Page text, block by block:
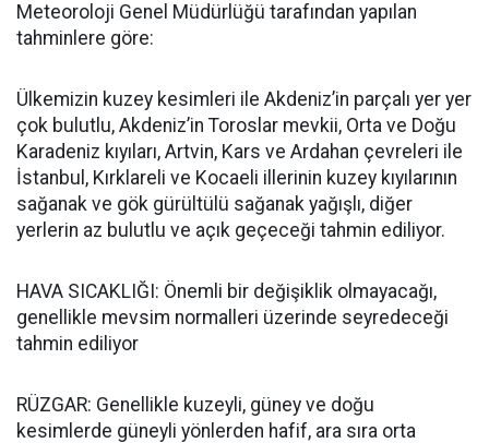
Meteoroloji Genel Müdürlüğü tarafından yapılan
tahminlere göre:
Ülkemizin kuzey kesimleri ile Akdeniz’in parçalı yer yer
çok bulutlu, Akdeniz’in Toroslar mevkii, Orta ve Doğu
Karadeniz kıyıları, Artvin, Kars ve Ardahan çevreleri ile
İstanbul, Kırklareli ve Kocaeli illerinin kuzey kıyılarının
sağanak ve gök gürültülü sağanak yağışlı, diğer
yerlerin az bulutlu ve açık geçeceği tahmin ediliyor.
HAVA SICAKLIĞI: Önemli bir değişiklik olmayacağı,
genellikle mevsim normalleri üzerinde seyredeceği
tahmin ediliyor
RÜZGAR: Genellikle kuzeyli, güney ve doğu
kesimlerde güneyli yönlerden hafif, ara sıra orta